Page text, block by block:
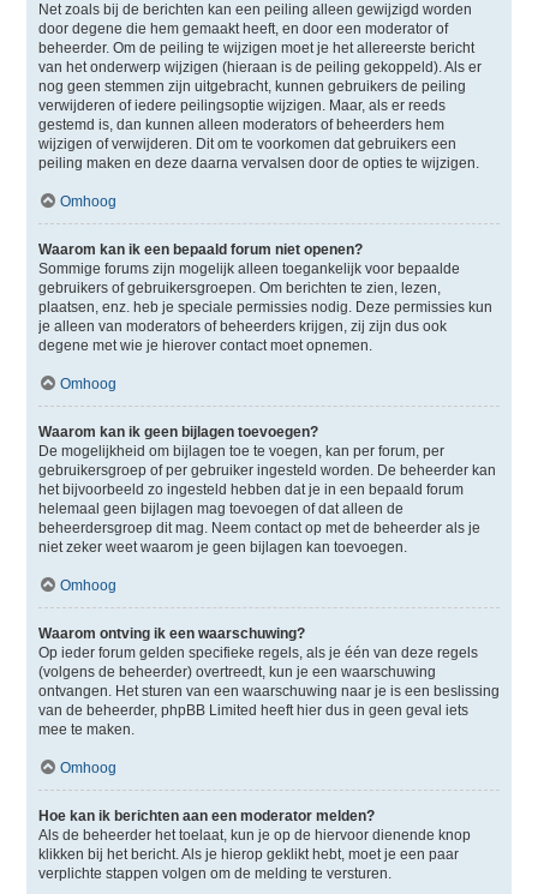
Net zoals bij de berichten kan een peiling alleen gewijzigd worden
door degene die hem gemaakt heeft, en door een moderator of
beheerder. Om de peiling te wijzigen moet je het allereerste bericht
van het onderwerp wijzigen (hieraan is de peiling gekoppeld). Als er
nog geen stemmen zijn uitgebracht, kunnen gebruikers de peiling
verwijderen of iedere peilingsoptie wijzigen. Maar, als er reeds
gestemd is, dan kunnen alleen moderators of beheerders hem
wijzigen of verwijderen. Dit om te voorkomen dat gebruikers een
peiling maken en deze daarna vervalsen door de opties te wijzigen.
Omhoog
Waarom kan ik een bepaald forum niet openen?
Sommige forums zijn mogelijk alleen toegankelijk voor bepaalde
gebruikers of gebruikersgroepen. Om berichten te zien, lezen,
plaatsen, enz. heb je speciale permissies nodig. Deze permissies kun
je alleen van moderators of beheerders krijgen, zij zijn dus ook
degene met wie je hierover contact moet opnemen.
Omhoog
Waarom kan ik geen bijlagen toevoegen?
De mogelijkheid om bijlagen toe te voegen, kan per forum, per
gebruikersgroep of per gebruiker ingesteld worden. De beheerder kan
het bijvoorbeeld zo ingesteld hebben dat je in een bepaald forum
helemaal geen bijlagen mag toevoegen of dat alleen de
beheerdersgroep dit mag. Neem contact op met de beheerder als je
niet zeker weet waarom je geen bijlagen kan toevoegen.
Omhoog
Waarom ontving ik een waarschuwing?
Op ieder forum gelden specifieke regels, als je één van deze regels
(volgens de beheerder) overtreedt, kun je een waarschuwing
ontvangen. Het sturen van een waarschuwing naar je is een beslissing
van de beheerder, phpBB Limited heeft hier dus in geen geval iets
mee te maken.
Omhoog
Hoe kan ik berichten aan een moderator melden?
Als de beheerder het toelaat, kun je op de hiervoor dienende knop
klikken bij het bericht. Als je hierop geklikt hebt, moet je een paar
verplichte stappen volgen om de melding te versturen.